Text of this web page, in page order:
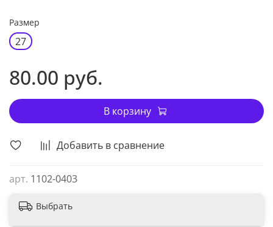
Добавить в сравнение
арт. 1102-0403
Размер
27
80.00 руб.
В корзину
Выбрать